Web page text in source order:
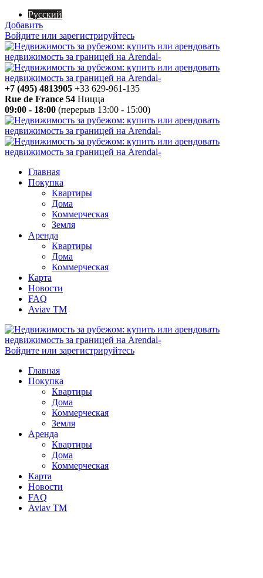
Русский
Добавить
Войдите или зарегистрируйтесь
+7 (495) 4813905 +33 629-961-135
Rue de France 54 Ницца
09:00 - 18:00 (перерыв 13:00 - 15:00)
Главная
Покупка
Квартиры
Дома
Коммерческая
Земля
Аренда
Квартиры
Дома
Коммерческая
Карта
Новости
FAQ
Aviav TM
Войдите или зарегистрируйтесь
Главная
Покупка
Квартиры
Дома
Коммерческая
Земля
Аренда
Квартиры
Дома
Коммерческая
Карта
Новости
FAQ
Aviav TM